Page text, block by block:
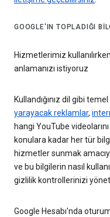
GOOGLE'IN TOPLADIĞI
Hizmetlerimiz
anlamanızı istiyoruz
Kullandığınız dil gibi
yarayacak reklamlar,
hangi YouTube
konulara kadar her tür
hizmetler sunmak
ve bu bilgilerin nasıl
gizlilik kontrollerinizi
Google Hesabı'nda